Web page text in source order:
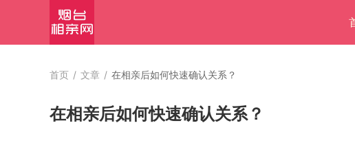
首页 / 文章 / 在相亲后如何快速确认关系？
在相亲后如何快速确认关系？